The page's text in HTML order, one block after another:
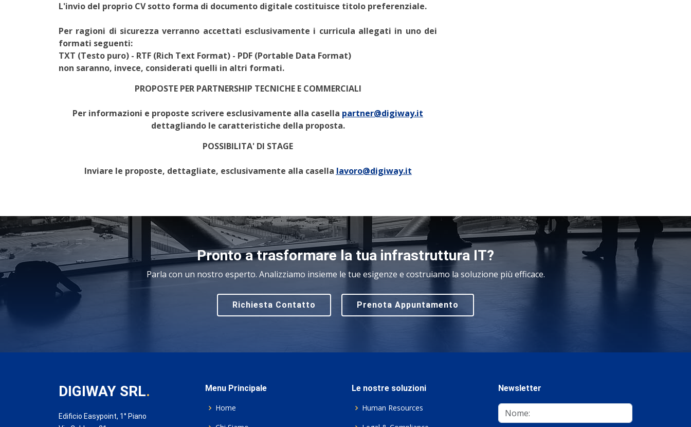
L'invio del proprio CV sotto forma di documento digitale costituisce titolo preferenziale.
Per ragioni di sicurezza verranno accettati esclusivamente i curricula allegati in uno dei
formati seguenti:
TXT (Testo puro) - RTF (Rich Text Format) - PDF (Portable Data Format)
non saranno, invece, considerati quelli in altri formati.
PROPOSTE PER PARTNERSHIP TECNICHE E COMMERCIALI
Per informazioni e proposte scrivere esclusivamente alla casella partner@digiway.it
dettagliando le caratteristiche della proposta.
POSSIBILITA' DI STAGE
Inviare le proposte, dettagliate, esclusivamente alla casella lavoro@digiway.it
Pronto a trasformare la tua infrastruttura IT?
Parla con un nostro esperto. Analizziamo insieme le tue esigenze e costruiamo la soluzione più efficace.
Richiesta Contatto Prenota Appuntamento
DIGIWAY SRL.
Edificio Easypoint, 1° Piano
Menu Principale
Home
Le nostre soluzioni
Human Resources
Newsletter